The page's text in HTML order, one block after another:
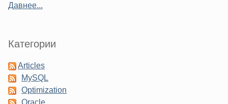
Давнее...
Категории
Articles
MySQL
Optimization
Oracle